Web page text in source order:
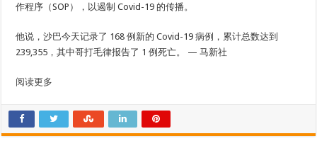
作程序（SOP），以遏制 Covid-19 的传播。
他说，沙巴今天记录了 168 例新的 Covid-19 病例，累计总数达到
239,355，其中哥打毛律报告了 1 例死亡。 — 马新社
阅读更多